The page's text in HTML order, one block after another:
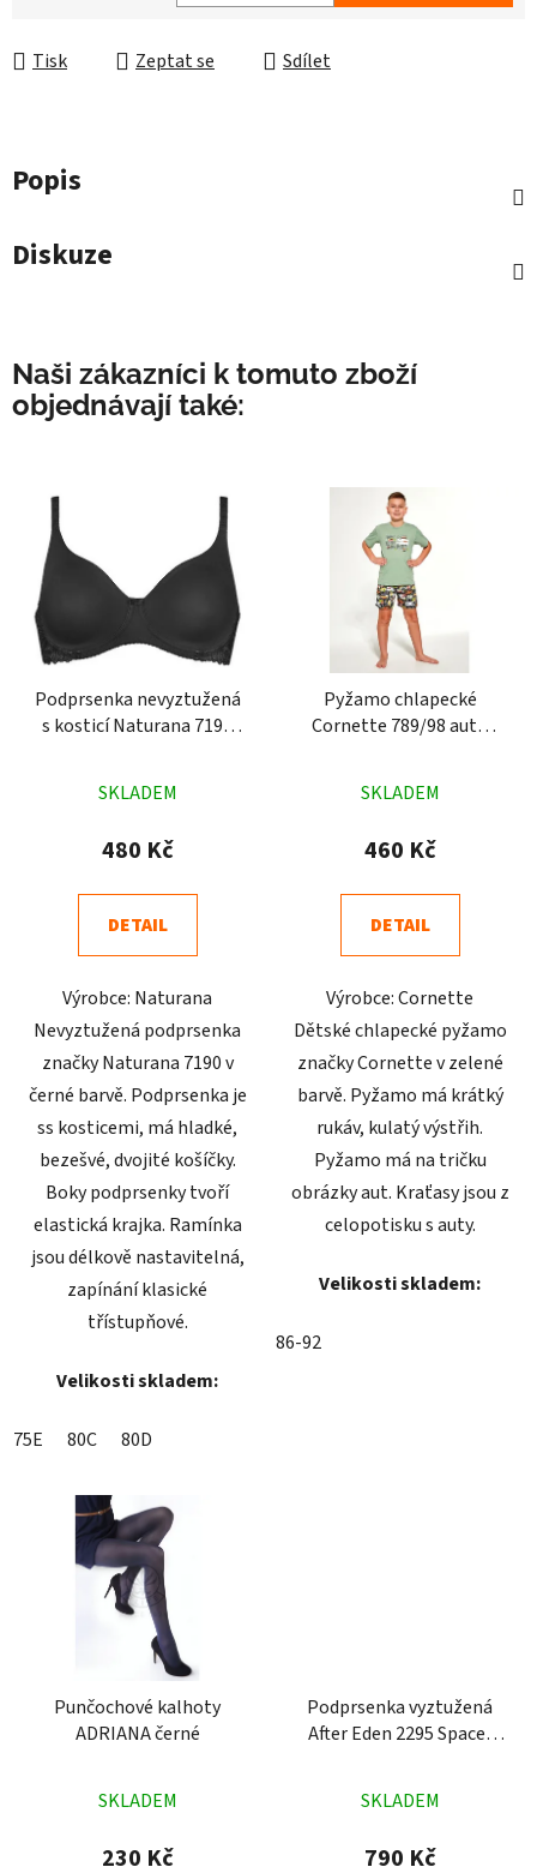
Tisk Zeptat se Sdílet
Popis
Diskuze
Naši zákazníci k tomuto zboží
objednávají také:
Podprsenka nevyztužená
s kosticí Naturana 7190
hodnocení
produktu
5,0
z
hvězdiček.
SKLADEM
480 Kč
DETAIL
Výrobce: Naturana
Nevyztužená podprsenka
značky Naturana 7190 v
černé barvě. Podprsenka je
ss kosticemi, má hladké,
bezešvé, dvojité košíčky.
Boky podprsenky tvoří
elastická krajka. Ramínka
jsou délkově nastavitelná,
zapínání klasické
třístupňové.
Velikosti skladem:
75E 80C 80D
Pyžamo chlapecké
Cornette 789/98 auto
hodnocení
produktu
5,0
z
hvězdiček.
SKLADEM
460 Kč
DETAIL
Výrobce: Cornette
Dětské chlapecké pyžamo
značky Cornette v zelené
barvě. Pyžamo má krátký
rukáv, kulatý výstřih.
Pyžamo má na tričku
obrázky aut. Kraťasy jsou z
celopotisku s auty.
Velikosti skladem:
86-92
Punčochové kalhoty
ADRIANA černé
hodnocení
produktu
SKLADEM
230 Kč
Podprsenka vyztužená
After Eden 2295 Spacer
hodnocení
produktu
SKLADEM
790 Kč